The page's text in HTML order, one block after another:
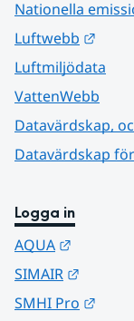
Nationella
Luftwebb
Luftmiljödata
VattenWebb
Datavärdskap,
Datavärdskap
Logga in
AQUA
SIMAIR
SMHI Pro